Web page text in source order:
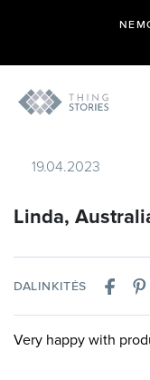
19.04.2023
Linda,
DALINKITĖS
Very happy with